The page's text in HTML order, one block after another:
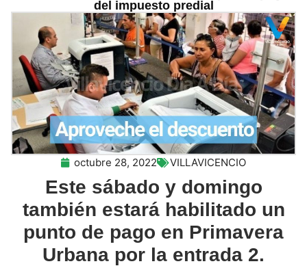
del impuesto predial
octubre 28, 2022 VILLAVICENCIO
Este sábado y domingo
también estará habilitado un
punto de pago en Primavera
Urbana por la entrada 2.